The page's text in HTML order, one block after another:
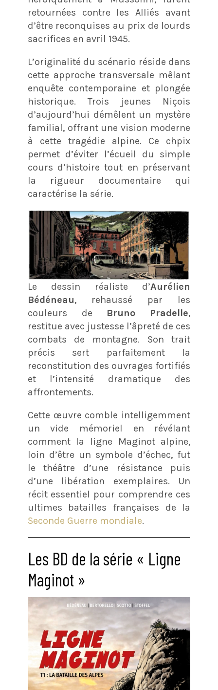
retournées contre les Alliés avant
d’être reconquises au prix de lourds
sacrifices en avril 1945.
L’originalité du scénario réside dans
cette approche transversale mêlant
enquête contemporaine et plongée
historique. Trois jeunes Niçois
d’aujourd’hui démêlent un mystère
familial, offrant une vision moderne
à cette tragédie alpine. Ce chpix
permet d’éviter l’écueil du simple
cours d’histoire tout en préservant
la rigueur documentaire qui
caractérise la série.
Le dessin réaliste d’Aurélien
Bédéneau, rehaussé par les
couleurs de Bruno Pradelle,
restitue avec justesse l’âpreté de ces
combats de montagne. Son trait
précis sert parfaitement la
reconstitution des ouvrages fortifiés
et l’intensité dramatique des
affrontements.
Cette œuvre comble intelligemment
un vide mémoriel en révélant
comment la ligne Maginot alpine,
loin d’être un symbole d’échec, fut
le théâtre d’une résistance puis
d’une libération exemplaires. Un
récit essentiel pour comprendre ces
ultimes batailles françaises de la
Seconde Guerre mondiale.
Les BD de la série « Ligne
Maginot »